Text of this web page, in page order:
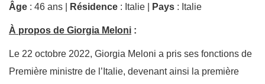
Âge : 46 ans | Résidence : Italie | Pays : Italie
À propos de Giorgia Meloni :
Le 22 octobre 2022, Giorgia Meloni a pris ses fonctions de
Première ministre de l’Italie, devenant ainsi la première